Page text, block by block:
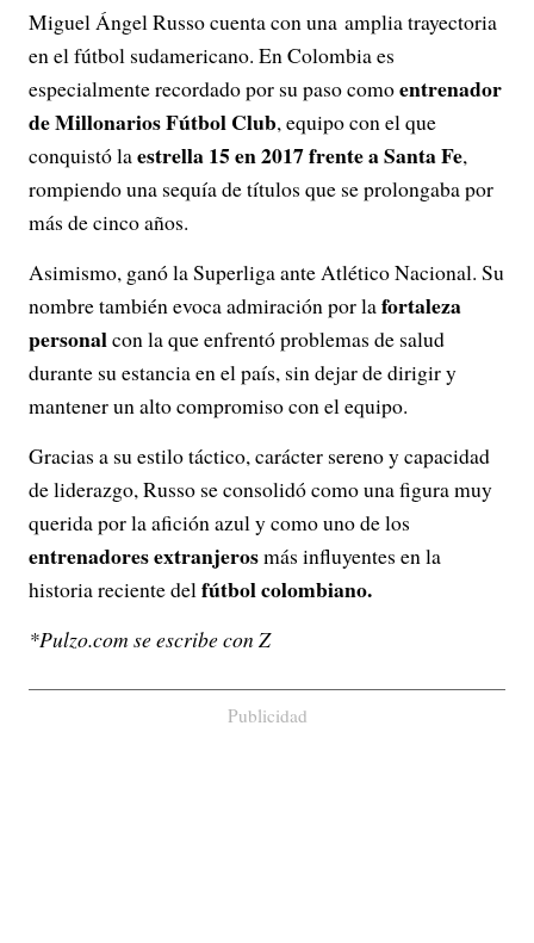
Miguel Ángel Russo cuenta con una amplia trayectoria
en el fútbol sudamericano. En Colombia es
especialmente recordado por su paso comoentrenador
de Millonarios Fútbol Club, equipo con el que
conquistó laestrella 15 en 2017 frente a Santa Fe,
rompiendo una sequía de títulos que se prolongaba por
más de cinco años.
Asimismo, ganó la Superliga ante Atlético Nacional. Su
nombre también evoca admiración por lafortaleza
personalcon la que enfrentó problemas de salud
durante su estancia en el país, sin dejar de dirigir y
mantener un alto compromiso con el equipo.
Gracias a su estilo táctico, carácter sereno y capacidad
de liderazgo, Russo se consolidó como una figura muy
querida por la afición azul y como uno de los
entrenadores extranjerosmás influyentes en la
historia reciente delfútbol colombiano.
*Pulzo.com se escribe con Z
Publicidad